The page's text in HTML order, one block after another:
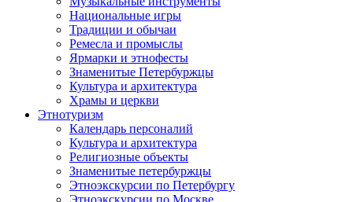
Национальные игры
Традиции и обычаи
Ремесла и промыслы
Ярмарки и этнофесты
Знаменитые Петербуржцы
Культура и архитектура
Храмы и церкви
Этнотуризм
Календарь персоналий
Культура и архитектура
Религиозные объекты
Знаменитые петербуржцы
Этноэкскурсии по Петербургу
Этноэкскурсии по Москве